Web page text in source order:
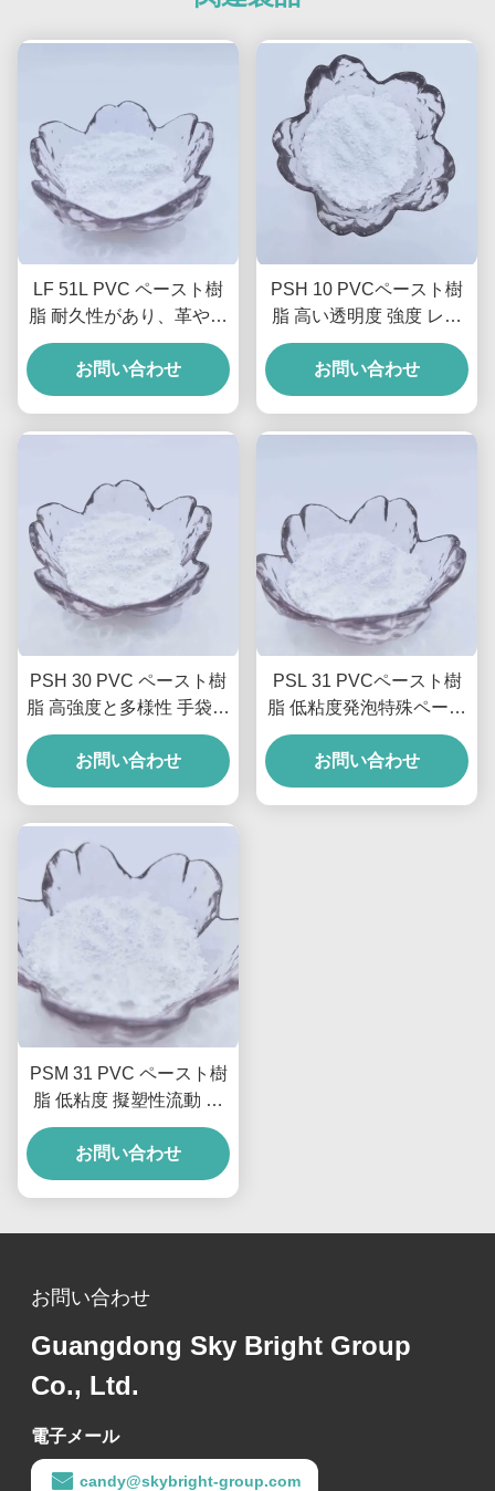
LF 51L PVC ペースト樹
脂 耐久性があり、革や床
材に多用途に使用できま
す
お問い合わせ
PSH 10 PVCペースト樹
脂 高い透明度 強度 レザ
ーコーティング成形品用
お問い合わせ
PSH 30 PVC ペースト樹
脂 高強度と多様性 手袋と
成形発泡体用
お問い合わせ
PSL 31 PVCペースト樹
脂 低粘度発泡特殊ペース
トPVC樹脂 床材用
お問い合わせ
PSM 31 PVC ペースト樹
脂 低粘度 擬塑性流動 発
泡レザーおよびコーティ
ング用
お問い合わせ
お問い合わせ
Guangdong Sky Bright Group
Co., Ltd.
電子メール
candy@skybright-group.com